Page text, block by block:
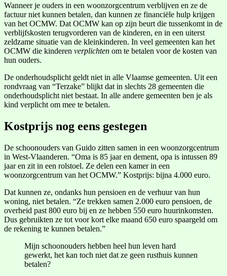
Wanneer je ouders in een woonzorgcentrum verblijven en ze de
factuur niet kunnen betalen, dan kunnen ze financiële hulp krijgen
van het OCMW. Dat OCMW kan op zijn beurt die tussenkomt in de
verblijfskosten terugvorderen van de kinderen, en in een uiterst
zeldzame situatie van de kleinkinderen. In veel gemeenten kan het
OCMW die kinderen verplichten om te betalen voor de kosten van
hun ouders.
De onderhoudsplicht geldt niet in alle Vlaamse gemeenten. Uit een
rondvraag van “Terzake” blijkt dat in slechts 28 gemeenten die
onderhoudsplicht niet bestaat. In alle andere gemeenten ben je als
kind verplicht om mee te betalen.
Kostprijs nog eens gestegen
De schoonouders van Guido zitten samen in een woonzorgcentrum
in West-Vlaanderen. “Oma is 85 jaar en dement, opa is intussen 89
jaar en zit in een rolstoel. Ze delen een kamer in een
woonzorgcentrum van het OCMW.” Kostprijs: bijna 4.000 euro.
Dat kunnen ze, ondanks hun pensioen en de verhuur van hun
woning, niet betalen. “Ze trekken samen 2.000 euro pensioen, de
overheid past 800 euro bij en ze hebben 550 euro huurinkomsten.
Dus gebruikten ze tot voor kort elke maand 650 euro spaargeld om
de rekening te kunnen betalen.”
Mijn schoonouders hebben heel hun leven hard
gewerkt, het kan toch niet dat ze geen rusthuis kunnen
betalen?